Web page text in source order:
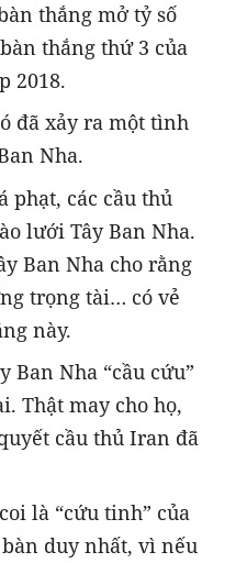
thắng mở tỷ số
thắng thứ 3 của
2018.
đã xảy ra một tình
Nha.
phạt, các cầu thủ
lưới Tây Ban Nha.
Ban Nha cho rằng
trọng tài… có vẻ
này.
Ban Nha “cầu cứu”
Thật may cho họ,
cầu thủ Iran đã
là “cứu tinh” của
duy nhất, vì nếu